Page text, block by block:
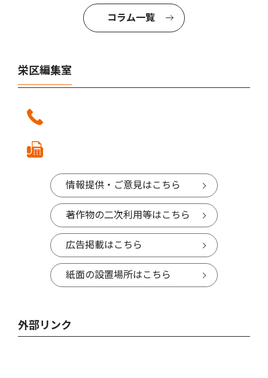
コラム一覧
栄区編集室
情報提供・ご意見はこちら
著作物の二次利用等はこちら
広告掲載はこちら
紙面の設置場所はこちら
外部リンク